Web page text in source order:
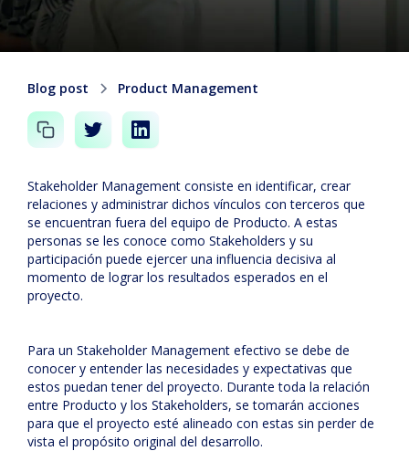
Blog post Product Management
Stakeholder Management consiste en identificar, crear
relaciones y administrar dichos vínculos con terceros que
se encuentran fuera del equipo de Producto. A estas
personas se les conoce como Stakeholders y su
participación puede ejercer una influencia decisiva al
momento de lograr los resultados esperados en el
proyecto.
Para un Stakeholder Management efectivo se debe de
conocer y entender las necesidades y expectativas que
estos puedan tener del proyecto. Durante toda la relación
entre Producto y los Stakeholders, se tomarán acciones
para que el proyecto esté alineado con estas sin perder de
vista el propósito original del desarrollo.